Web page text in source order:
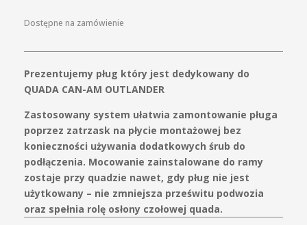
Dostępne na zamówienie
Prezentujemy pług który jest dedykowany do
QUADA CAN-AM OUTLANDER
Zastosowany system ułatwia zamontowanie pługa
poprzez zatrzask na płycie montażowej bez
konieczności używania dodatkowych śrub do
podłączenia. Mocowanie zainstalowane do ramy
zostaje przy quadzie nawet, gdy pług nie jest
użytkowany – nie zmniejsza prześwitu podwozia
oraz spełnia rolę osłony czołowej quada.